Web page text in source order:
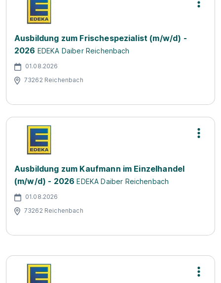
Ausbildung zum Frischespezialist (m/w/d) -
2026 EDEKA Daiber Reichenbach
01.08.2026
73262 Reichenbach
Ausbildung zum Kaufmann im Einzelhandel
(m/w/d) - 2026 EDEKA Daiber Reichenbach
01.08.2026
73262 Reichenbach